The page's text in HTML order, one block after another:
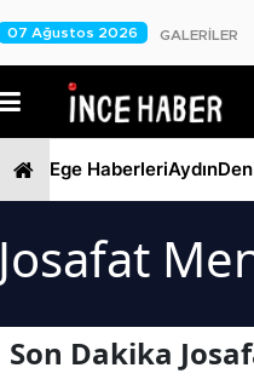
07 Ağustos 2026 GALERİLER
Ege HaberleriAydın
Josafat
Son Dakika